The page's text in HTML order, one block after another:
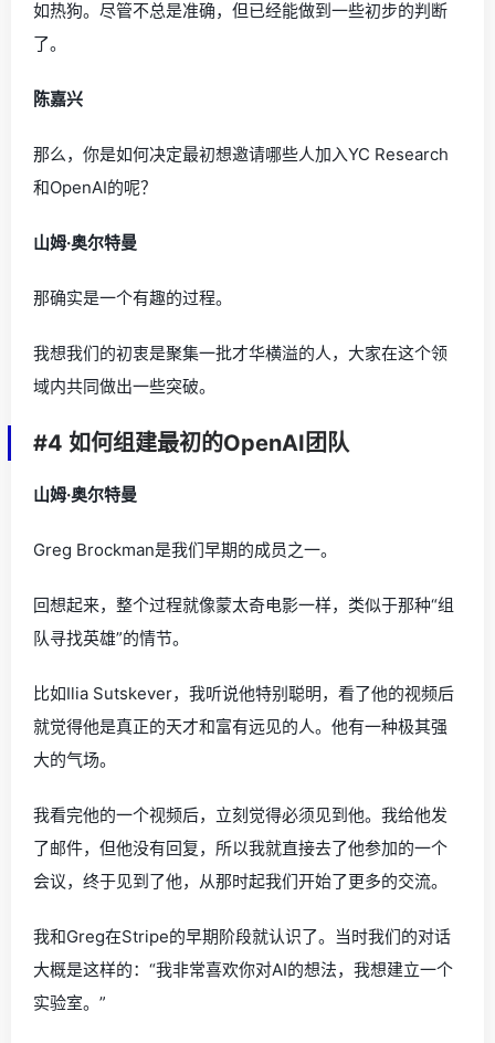
如热狗。尽管不总是准确，但已经能做到一些初步的判断
了。
陈嘉兴
那么，你是如何决定最初想邀请哪些人加入YC Research
和OpenAI的呢？
山姆·奥尔特曼
那确实是一个有趣的过程。
我想我们的初衷是聚集一批才华横溢的人，大家在这个领
域内共同做出一些突破。
#4 如何组建最初的OpenAI团队
山姆·奥尔特曼
Greg Brockman是我们早期的成员之一。
回想起来，整个过程就像蒙太奇电影一样，类似于那种“组
队寻找英雄”的情节。
比如Ilia Sutskever，我听说他特别聪明，看了他的视频后
就觉得他是真正的天才和富有远见的人。他有一种极其强
大的气场。
我看完他的一个视频后，立刻觉得必须见到他。我给他发
了邮件，但他没有回复，所以我就直接去了他参加的一个
会议，终于见到了他，从那时起我们开始了更多的交流。
我和Greg在Stripe的早期阶段就认识了。当时我们的对话
大概是这样的：“我非常喜欢你对AI的想法，我想建立一个
实验室。”